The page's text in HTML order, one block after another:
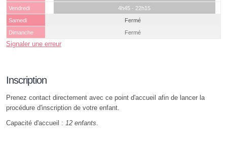
Vendredi
4h45 - 22h15
Samedi
Fermé
Dimanche
Fermé
Signaler une erreur
Inscription
Prenez contact directement avec ce point d'accueil afin de lancer la
procédure d'inscription de votre enfant.
Capacité d'accueil : 12 enfants.